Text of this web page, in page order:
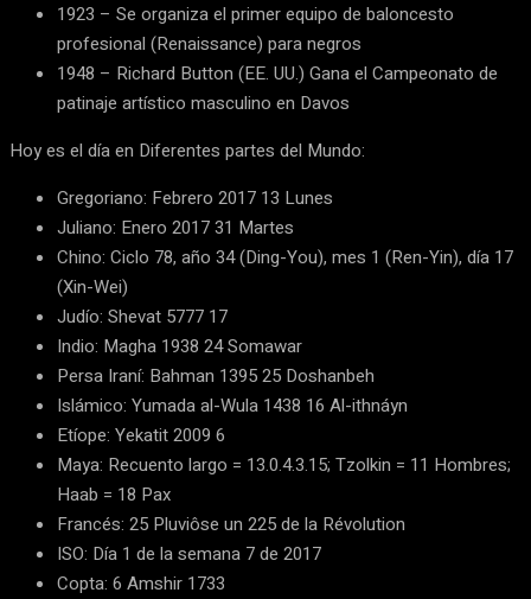
1923 – Se organiza el primer equipo de baloncesto
profesional (Renaissance) para negros
1948 – Richard Button (EE. UU.) Gana el Campeonato de
patinaje artístico masculino en Davos
Hoy es el día en Diferentes partes del Mundo:
Gregoriano: Febrero 2017 13 Lunes
Juliano: Enero 2017 31 Martes
Chino: Ciclo 78, año 34 (Ding-You), mes 1 (Ren-Yin), día 17
(Xin-Wei)
Judío: Shevat 5777 17
Indio: Magha 1938 24 Somawar
Persa Iraní: Bahman 1395 25 Doshanbeh
Islámico: Yumada al-Wula 1438 16 Al-ithnáyn
Etíope: Yekatit 2009 6
Maya: Recuento largo = 13.0.4.3.15; Tzolkin = 11 Hombres;
Haab = 18 Pax
Francés: 25 Pluviôse un 225 de la Révolution
ISO: Día 1 de la semana 7 de 2017
Copta: 6 Amshir 1733